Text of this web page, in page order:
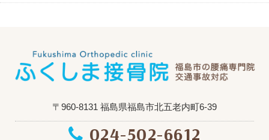
〒960-8131 福島県福島市北五老内町6-39
024-502-6612